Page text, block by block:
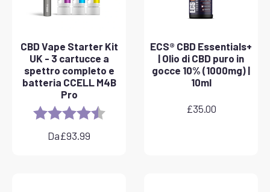
CBD Vape Starter Kit
UK - 3 cartucce a
spettro completo e
batteria CCELL M4B
Pro
Rating: 4.8 out of 5 stars
Da£93.99
ECS® CBD Essentials+
| Olio di CBD puro in
gocce 10% (1000mg) |
10ml
£35.00